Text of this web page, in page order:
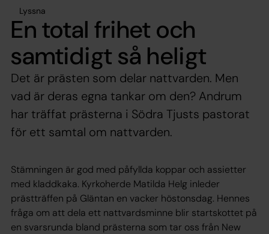
Lyssna
En total frihet och
samtidigt så heligt
Det är prästen som delar nattvarden. Men
vad är deras egna tankar om den? Andrum
har träffat prästerna i Södra Tjusts pastorat
för ett samtal om nattvarden.
Stämningen är god med påfyllda koppar och assietter
med kladdkaka. Kyrkoherde Matilda Helg inleder
prästträffen på Gläntan en vacker höstonsdag. Hennes
fråga om att dela ett nattvardsminne blir startskottet på
en svarsrunda bland prästerna som tar oss från New